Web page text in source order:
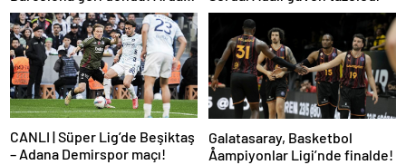
oynadı, Mbappe yetmedi
CANLI | Süper Lig’de Beşiktaş
– Adana Demirspor maçı!
Galatasaray, Basketbol
Åampiyonlar Ligi’nde finalde!